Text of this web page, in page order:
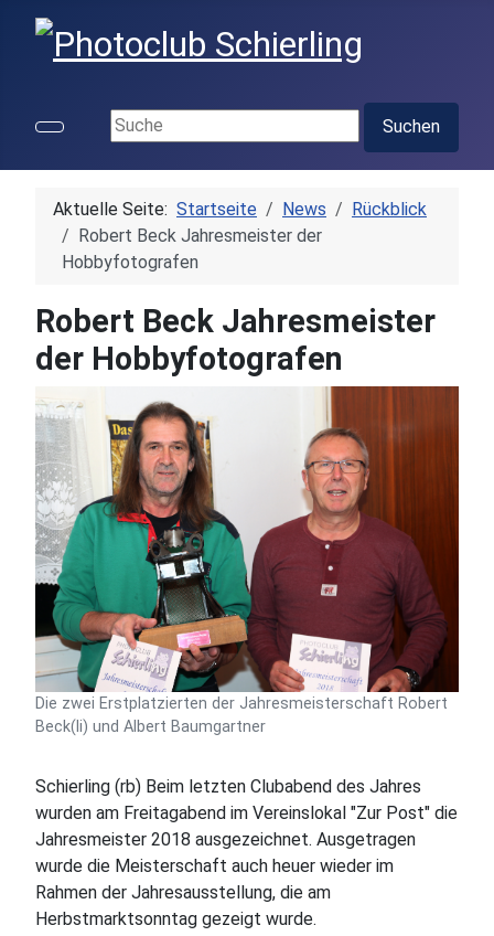
Suchen ...
Suchen
Aktuelle Seite: Startseite News
Rückblick
Robert Beck Jahresmeister der
Hobbyfotografen
Robert Beck Jahresmeister
der Hobbyfotografen
Die zwei Erstplatzierten der Jahresmeisterschaft Robert
Beck(li) und Albert Baumgartner
Schierling (rb) Beim letzten Clubabend des Jahres
wurden am Freitagabend im Vereinslokal "Zur Post" die
Jahresmeister 2018 ausgezeichnet. Ausgetragen
wurde die Meisterschaft auch heuer wieder im
Rahmen der Jahresausstellung, die am
Herbstmarktsonntag gezeigt wurde.